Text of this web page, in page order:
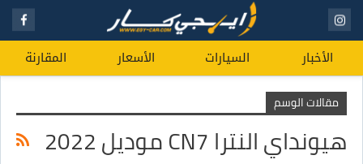
الأخبار السيارات الأسعار المقارنة
مقالات الوسم
هيونداي النترا CN7 موديل 2022